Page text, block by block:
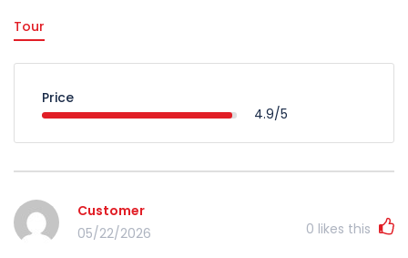
Tour
Price
4.9/5
Customer
05/22/2026
0 likes this